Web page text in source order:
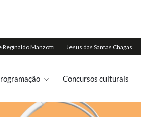
Concursos culturais